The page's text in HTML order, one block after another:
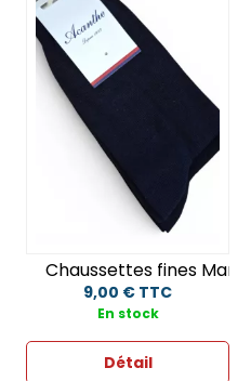
Chaussettes fines
9,00 € TTC
En stock
Détail